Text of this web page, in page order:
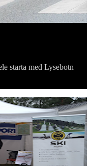
starta med Lysebotn